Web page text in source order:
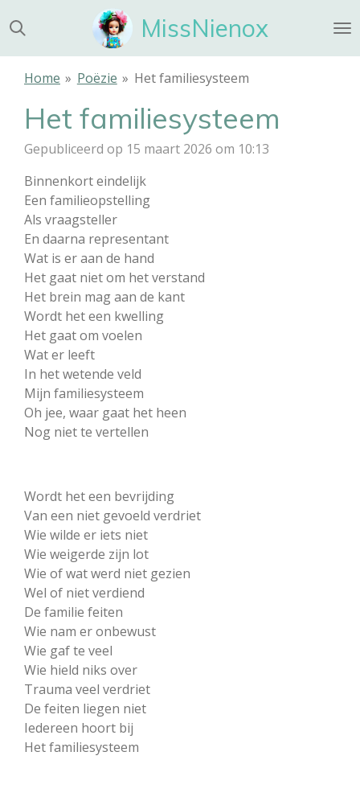
direct
naar
MissNienox
Home » Poëzie » Het familiesysteem
Het familiesysteem
Gepubliceerd op 15 maart 2026 om 10:13
Binnenkort eindelijk
Een familieopstelling
Als vraagsteller
En daarna representant
Wat is er aan de hand
Het gaat niet om het verstand
Het brein mag aan de kant
Wordt het een kwelling
Het gaat om voelen
Wat er leeft
In het wetende veld
Mijn familiesysteem
Oh jee, waar gaat het heen
Nog niet te vertellen
Wordt het een bevrijding
Van een niet gevoeld verdriet
Wie wilde er iets niet
Wie weigerde zijn lot
Wie of wat werd niet gezien
Wel of niet verdiend
De familie feiten
Wie nam er onbewust
Wie gaf te veel
Wie hield niks over
Trauma veel verdriet
De feiten liegen niet
Iedereen hoort bij
Het familiesysteem